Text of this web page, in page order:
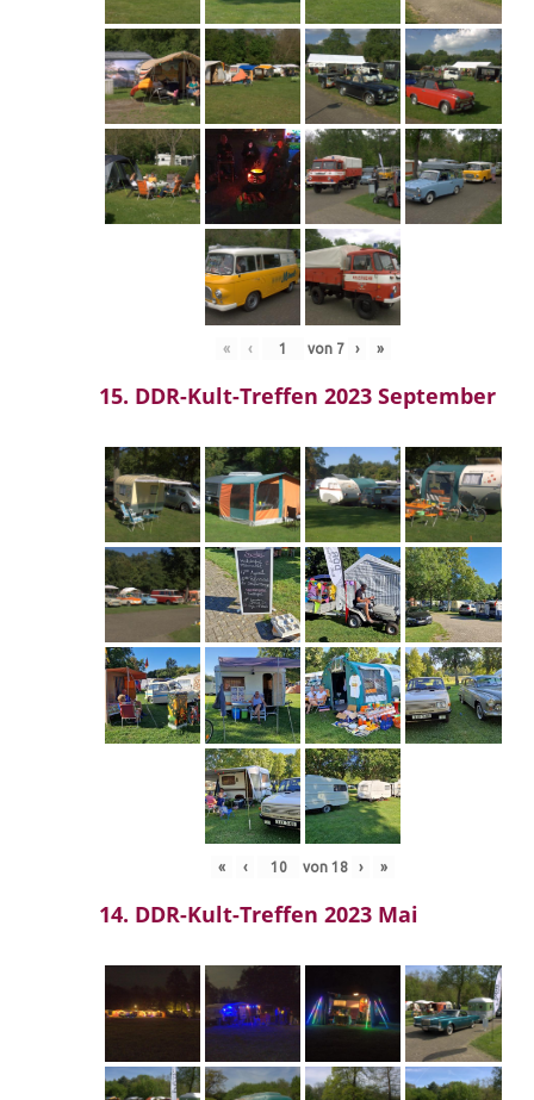
« ‹ von 7 › »
15. DDR-Kult-Treffen 2023 September
« ‹ von 18 › »
14. DDR-Kult-Treffen 2023 Mai